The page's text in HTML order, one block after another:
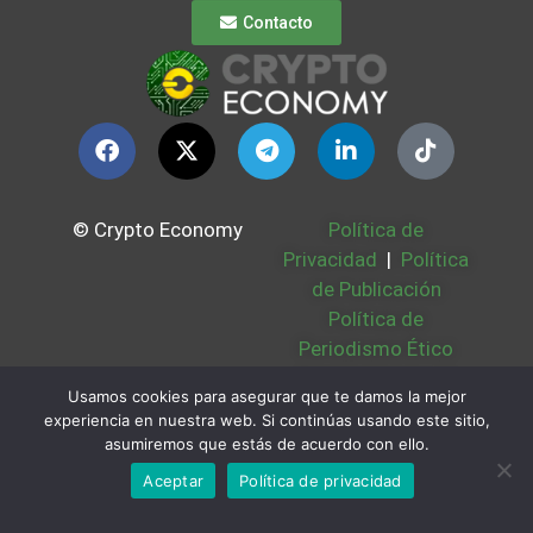
Contacto
© Crypto Economy
Política de
Privacidad | Política
de Publicación
Política de
Periodismo Ético
Bases Legales |
Partners | Sobre
Nosotros
Usamos cookies para asegurar que te damos la mejor
experiencia en nuestra web. Si continúas usando este sitio,
asumiremos que estás de acuerdo con ello.
Aceptar
Política de privacidad